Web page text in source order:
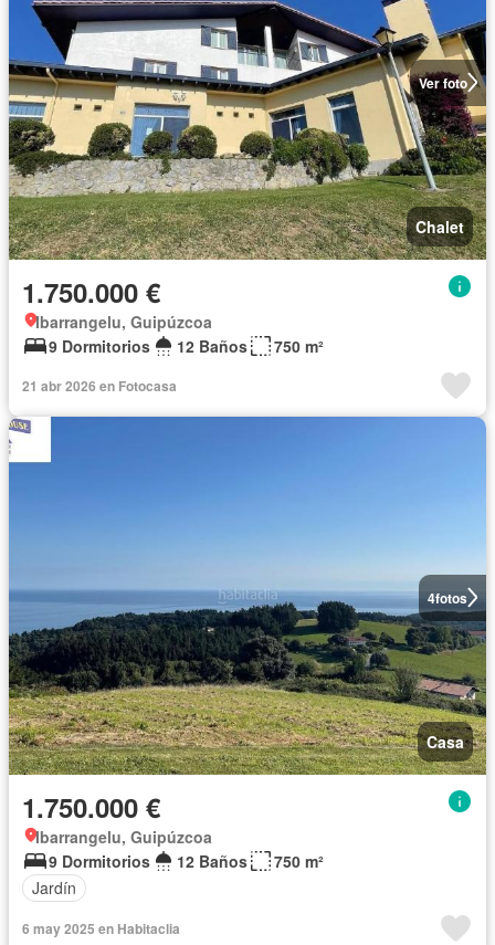
Ver foto
Chalet
1.750.000 €
Ibarrangelu, Guipúzcoa
9 Dormitorios
12 Baños 750 m²
21 abr 2026 en Fotocasa
4fotos
Casa
1.750.000 €
Ibarrangelu, Guipúzcoa
9 Dormitorios
12 Baños
750 m²
Jardín
6 may 2025 en Habitaclia